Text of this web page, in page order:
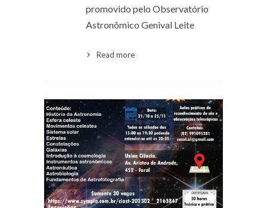
promovido pelo Observatório
Astronômico Genival Leite
Read more